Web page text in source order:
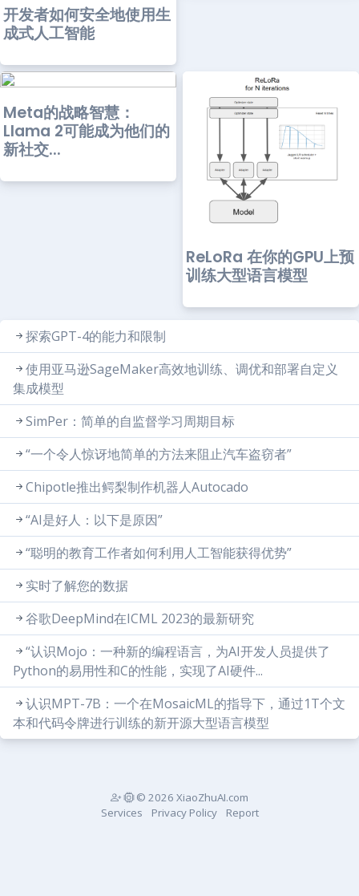
开发者如何安全地使用生
成式人工智能
Meta的战略智慧：
Llama 2可能成为他们的
新社交...
ReLoRa 在你的GPU上预
训练大型语言模型
探索GPT-4的能力和限制
使用亚马逊SageMaker高效地训练、调优和部署自定义
集成模型
SimPer：简单的自监督学习周期目标
“一个令人惊讶地简单的方法来阻止汽车盗窃者”
Chipotle推出鳄梨制作机器人Autocado
“AI是好人：以下是原因”
“聪明的教育工作者如何利用人工智能获得优势”
实时了解您的数据
谷歌DeepMind在ICML 2023的最新研究
“认识Mojo：一种新的编程语言，为AI开发人员提供了
Python的易用性和C的性能，实现了AI硬件...
认识MPT-7B：一个在MosaicML的指导下，通过1T个文
本和代码令牌进行训练的新开源大型语言模型
© 2026 XiaoZhuAI.com
Services
Privacy Policy Report